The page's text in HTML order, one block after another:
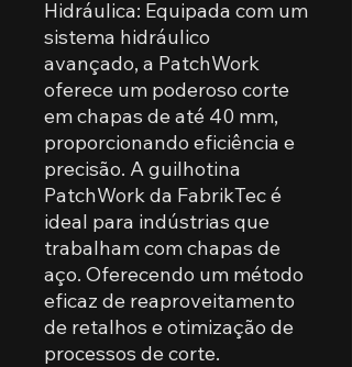
Hidráulica: Equipada com um
sistema hidráulico
avançado, a PatchWork
oferece um poderoso corte
em chapas de até 40 mm,
proporcionando eficiência e
precisão. A guilhotina
PatchWork da FabrikTec é
ideal para indústrias que
trabalham com chapas de
aço. Oferecendo um método
eficaz de reaproveitamento
de retalhos e otimização de
processos de corte.